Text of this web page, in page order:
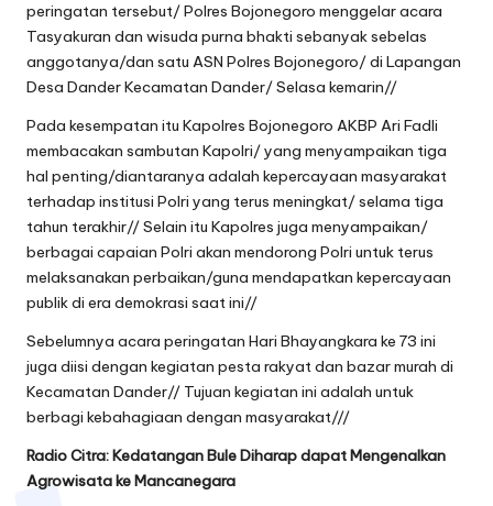
peringatan tersebut/ Polres Bojonegoro menggelar acara
Tasyakuran dan wisuda purna bhakti sebanyak sebelas
anggotanya/dan satu ASN Polres Bojonegoro/ di Lapangan
Desa Dander Kecamatan Dander/ Selasa kemarin//
Pada kesempatan itu Kapolres Bojonegoro AKBP Ari Fadli
membacakan sambutan Kapolri/ yang menyampaikan tiga
hal penting/diantaranya adalah kepercayaan masyarakat
terhadap institusi Polri yang terus meningkat/ selama tiga
tahun terakhir// Selain itu Kapolres juga menyampaikan/
berbagai capaian Polri akan mendorong Polri untuk terus
melaksanakan perbaikan/guna mendapatkan kepercayaan
publik di era demokrasi saat ini//
Sebelumnya acara peringatan Hari Bhayangkara ke 73 ini
juga diisi dengan kegiatan pesta rakyat dan bazar murah di
Kecamatan Dander// Tujuan kegiatan ini adalah untuk
berbagi kebahagiaan dengan masyarakat///
Radio Citra: Kedatangan Bule Diharap dapat Mengenalkan
Agrowisata ke Mancanegara